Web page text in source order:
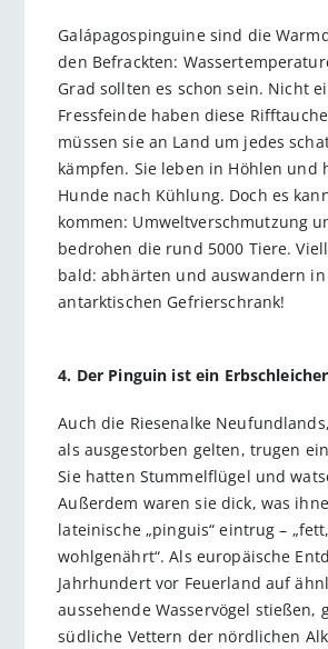
Galápagospinguine sind die
den Befrackten:
Grad sollten es schon sein. Nicht
Fressfeinde haben diese
müssen sie an Land um jedes
kämpfen. Sie leben in Höhlen und
Hunde nach Kühlung. Doch es
kommen: Umweltverschmutzung
bedrohen die rund 5000 Tiere.
bald: abhärten und auswandern in
antarktischen Gefrierschrank!
4. Der Pinguin ist ein Erbschleicher
Auch die Riesenalke
als ausgestorben gelten, trugen
Sie hatten Stummelflügel und
Außerdem waren sie dick, was
lateinische „pinguis“ eintrug – „fett,
wohlgenährt“. Als europäische
Jahrhundert vor Feuerland auf
aussehende Wasservögel stießen,
südliche Vettern der nördlichen